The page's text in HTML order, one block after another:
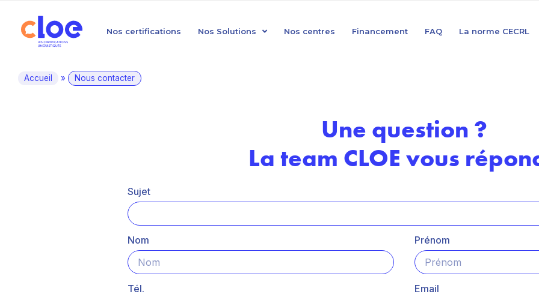
Nos certifications Nos Solutions Nos centres Financement FAQ La norme CECRL
Accueil » Nous contacter
Une question ?
La team CLOE vous
Sujet
Nom Prénom
Tél. Email